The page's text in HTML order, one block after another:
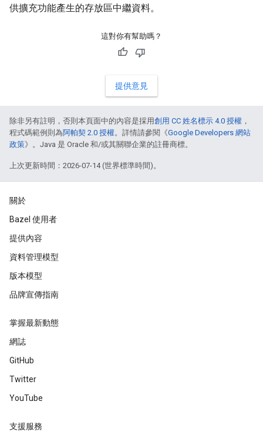
供擴充功能產生的存放區中繼資料。
這對你有幫助嗎？
提供意見
除非另有註明，否則本頁面中的內容是採用創用 CC 姓名標示 4.0 授權 ，
程式碼範例則為阿帕契 2.0 授權。詳情請參閱《Google Developers 網站
政策》。Java 是 Oracle 和/或其關聯企業的註冊商標。
上次更新時間：2026-07-14 (世界標準時間)。
關於
Bazel 使用者
提供內容
資料管理模型
版本模型
品牌宣傳指南
掌握最新動態
網誌
GitHub
Twitter
YouTube
支援服務